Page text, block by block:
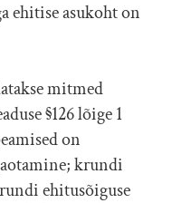
ehitise asukoht on
mitmed
§126 lõige 1
on
krundi
ehitusõiguse